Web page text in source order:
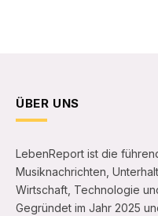
ÜBER UNS
LebenReport ist die
Musiknachrichten,
Wirtschaft, Technologie
Gegründet im Jahr 2025